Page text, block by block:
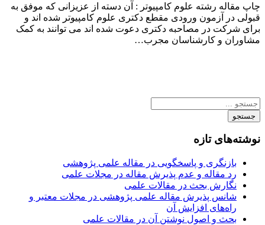
چاپ مقاله رشته علوم کامپیوتر : آن دسته از عزیزانی که موفق به
قبولی در آزمون ورودی مقطع دکتری علوم کامپیوتر شده اند و
برای شرکت در مصاحبه دکتری دعوت شده اند می توانند به کمک
مشاوران و کارشناسان مجرب…
جستجو
نوشته‌های تازه
بازنگری و پاسخگویی در مقاله علمی پژوهشی
رد مقاله و عدم پذیرش مقاله در مجلات علمی
نگارش بحث در مقالات علمی
شانس پذیرش مقاله علمی پژوهشی در مجلات معتبر و
راه‌های افزایش آن
بحث و اصول نوشتن آن در مقالات علمی